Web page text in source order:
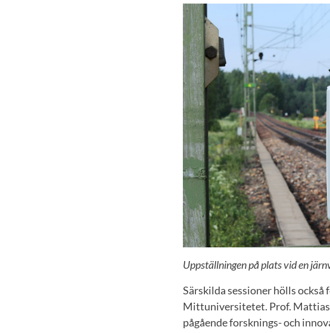
Uppställningen på plats vid en
Särskilda sessioner hölls
Mittuniversitetet. Prof. Mattias
pågående forsknings- och